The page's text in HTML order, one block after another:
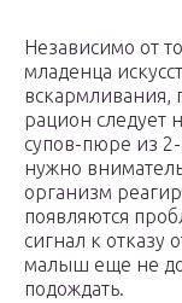
Независимо от
младенца
рацион следует
супов-пюре из
нужно
организм
появляются
сигнал к отказу
малыш еще не
подождать.